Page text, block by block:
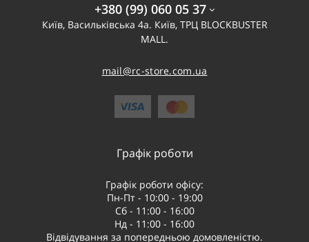
+380 (99) 060 05 37
Київ, Васильківська 4а. Київ, ТРЦ BLOCKBUSTER
MALL.
mail@rc-store.com.ua
Графік роботи
Графік роботи офісу:
Пн-Пт - 10:00 - 19:00
Сб - 11:00 - 16:00
Нд - 11:00 - 16:00
Відвідування за попередньою домовленістю.